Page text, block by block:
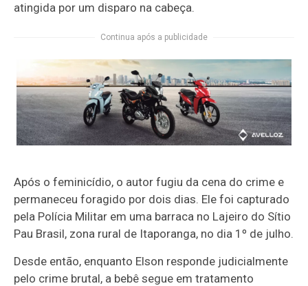
atingida por um disparo na cabeça.
Continua após a publicidade
Após o feminicídio, o autor fugiu da cena do crime e
permaneceu foragido por dois dias. Ele foi capturado
pela Polícia Militar em uma barraca no Lajeiro do Sítio
Pau Brasil, zona rural de Itaporanga, no dia 1º de julho.
Desde então, enquanto Elson responde judicialmente
pelo crime brutal, a bebê segue em tratamento